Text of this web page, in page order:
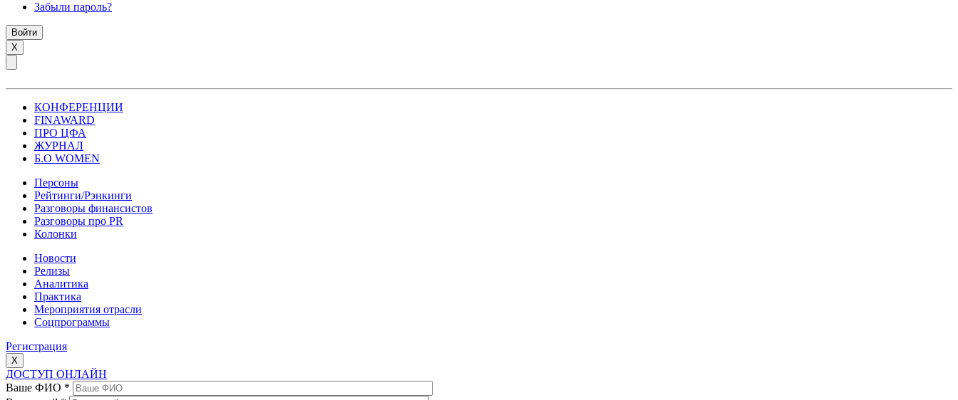
Забыли пароль?
X
КОНФЕРЕНЦИИ
FINAWARD
ПРО ЦФА
ЖУРНАЛ
Б.О WOMEN
Персоны
Рейтинги/Рэнкинги
Разговоры финансистов
Разговоры про PR
Колонки
Новости
Релизы
Аналитика
Практика
Мероприятия отрасли
Соцпрограммы
Регистрация
X
ДОСТУП ОНЛАЙН
Ваше ФИО *